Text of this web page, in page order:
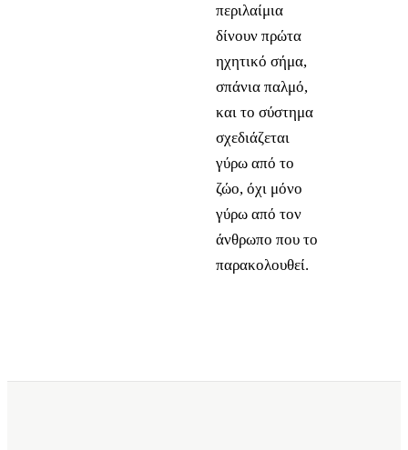
περιλαίμια
δίνουν πρώτα
ηχητικό σήμα,
σπάνια παλμό,
και το σύστημα
σχεδιάζεται
γύρω από το
ζώο, όχι μόνο
γύρω από τον
άνθρωπο που το
παρακολουθεί.